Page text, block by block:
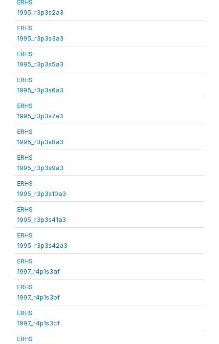
ERHS
1995_r3p3s2a3
ERHS
1995_r3p3s3a3
ERHS
1995_r3p3s5a3
ERHS
1995_r3p3s6a3
ERHS
1995_r3p3s7a3
ERHS
1995_r3p3s8a3
ERHS
1995_r3p3s9a3
ERHS
1995_r3p3s10a3
ERHS
1995_r3p3s41a3
ERHS
1995_r3p3s42a3
ERHS
1997_r4p1s3af
ERHS
1997_r4p1s3bf
ERHS
1997_r4p1s3cf
ERHS